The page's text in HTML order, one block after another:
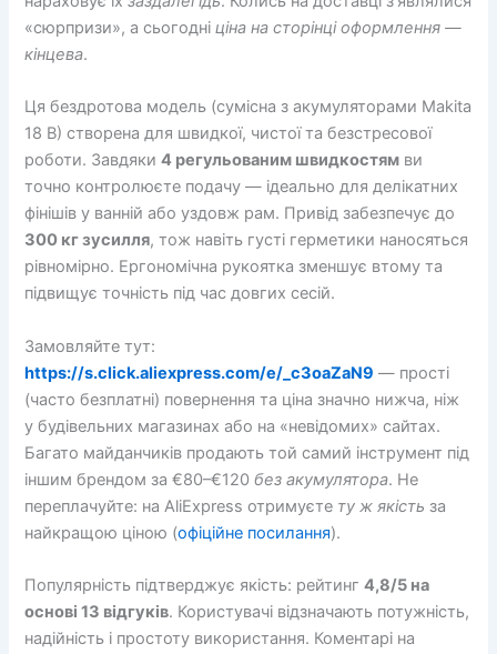
«сюрпризи», а сьогодніціна на сторінці оформлення —
кінцева.
Ця бездротова модель (сумісна з акумуляторами Makita
18 В) створена для швидкої, чистої та безстресової
роботи. Завдяки4 регульованим швидкостям ви
точно контролюєте подачу — ідеально для делікатних
фінішів у ванній або уздовж рам. Привід забезпечує до
300 кг зусилля, тож навіть густі герметики наносяться
рівномірно. Ергономічна рукоятка зменшує втому та
підвищує точність під час довгих сесій.
Замовляйте тут:
https://s.click.aliexpress.com/e/_c3oaZaN9 — прості
(часто безплатні) повернення та ціна значно нижча, ніж
у будівельних магазинах або на «невідомих» сайтах.
Багато майданчиків продають той самий інструмент під
іншим брендом за €80–€120без акумулятора. Не
переплачуйте: на AliExpress отримуєте ту ж якість за
найкращою ціною (офіційне посилання).
Популярність підтверджує якість: рейтинг4,8/5 на
основі 13 відгуків. Користувачі відзначають потужність,
надійність і простоту використання. Коментарі на